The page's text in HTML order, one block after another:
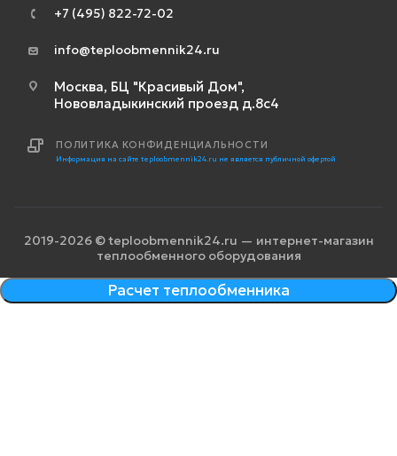
+7 (495) 822-72-02
info@teploobmennik24.ru
Москва, БЦ "Красивый Дом",
Нововладыкинский проезд д.8с4
ПОЛИТИКА КОНФИДЕНЦИАЛЬНОСТИ
Информация на сайте teploobmennik24.ru не является публичной офертой
2019-2026 © teploobmennik24.ru — интернет-магазин
теплообменного оборудования
Расчет теплообменника